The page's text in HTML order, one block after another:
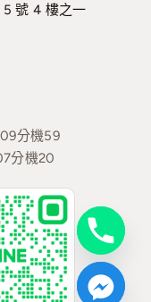
號 4 樓之一
分機59
分機20